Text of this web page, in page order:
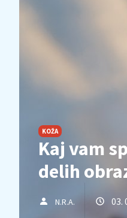
KOŽA
Kaj vam
delih
N.R.A. 03.